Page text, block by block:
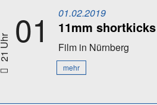
21 Uhr 01 01.02.2019
11mm shortkicks
Film in Nürnberg
mehr